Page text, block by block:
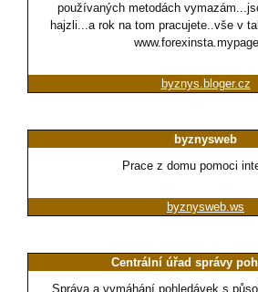
používaných metodách
hajzli...a rok na tom pracujete..vše v
byznys.bloger.cz
byznysweb
Prace z domu pomoci
byznysweb.ws
Centrální úřad správy
Správa a vymáhání pohledávek s